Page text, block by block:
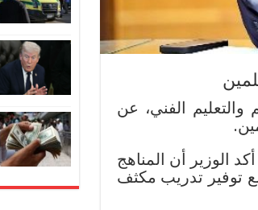
والتعليم الفني، عن
مؤتمر صحفي عقد اليوم الثلاثاء 16 سبتمبر 2025، أكد الوزير أن المناهج
توفير تدريب مكثف